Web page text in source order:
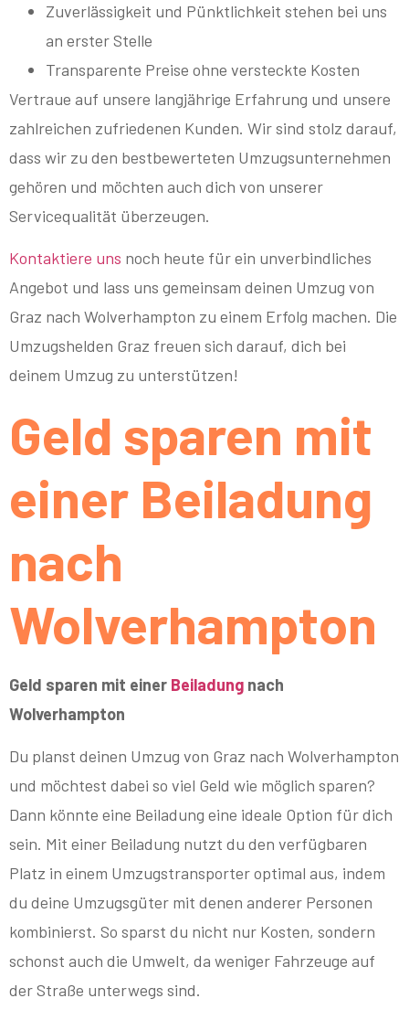
Zuverlässigkeit und Pünktlichkeit stehen bei uns
an erster Stelle
Transparente Preise ohne versteckte Kosten
Vertraue auf unsere langjährige Erfahrung und unsere
zahlreichen zufriedenen Kunden. Wir sind stolz darauf,
dass wir zu den bestbewerteten Umzugsunternehmen
gehören und möchten auch dich von unserer
Servicequalität überzeugen.
Kontaktiere uns noch heute für ein unverbindliches
Angebot und lass uns gemeinsam deinen Umzug von
Graz nach Wolverhampton zu einem Erfolg machen. Die
Umzugshelden Graz freuen sich darauf, dich bei
deinem Umzug zu unterstützen!
Geld sparen mit
einer Beiladung
nach
Wolverhampton
Geld sparen mit einer Beiladung nach
Wolverhampton
Du planst deinen Umzug von Graz nach Wolverhampton
und möchtest dabei so viel Geld wie möglich sparen?
Dann könnte eine Beiladung eine ideale Option für dich
sein. Mit einer Beiladung nutzt du den verfügbaren
Platz in einem Umzugstransporter optimal aus, indem
du deine Umzugsgüter mit denen anderer Personen
kombinierst. So sparst du nicht nur Kosten, sondern
schonst auch die Umwelt, da weniger Fahrzeuge auf
der Straße unterwegs sind.